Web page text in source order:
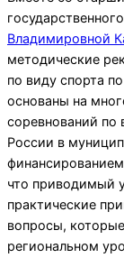
Владимировной
методические
по виду спорта
основаны на
соревнований по
России в
что приводимый
практические
вопросы,
региональном